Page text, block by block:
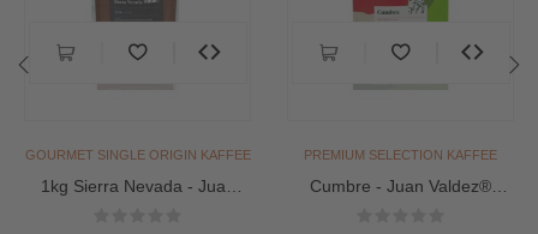
GOURMET SINGLE ORIGIN KAFFEE
1kg Sierra Nevada - Juan
PREMIUM SELECTION KAFFEE
Cumbre - Juan Valdez®